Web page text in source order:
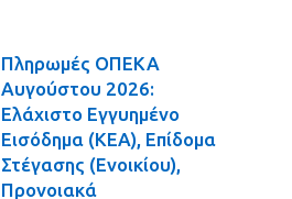
Πληρωμές ΟΠΕΚΑ
Αυγούστου 2026:
Ελάχιστο Εγγυημένο
Εισόδημα (ΚΕΑ), Επίδομα
Στέγασης (Ενοικίου),
Προνοιακά